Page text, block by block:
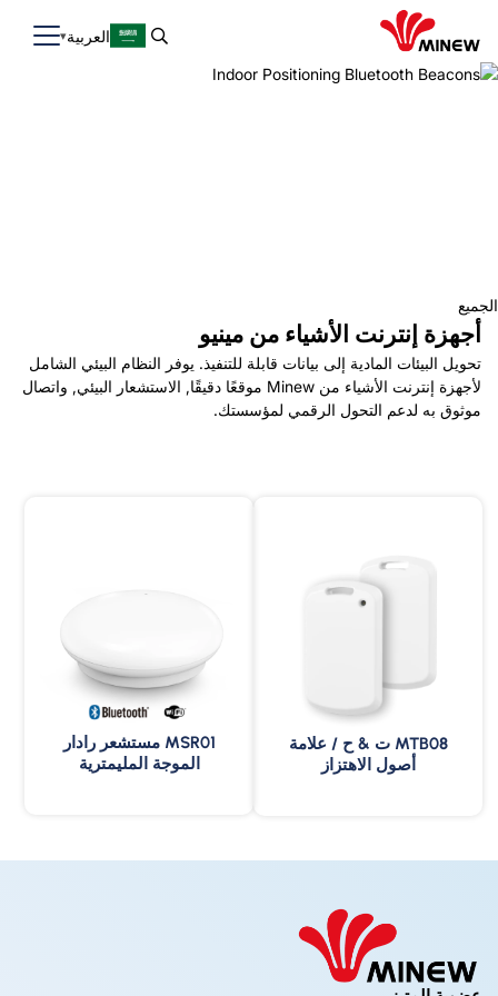
العربية
الجميع
أجهزة إنترنت الأشياء من مينيو
تحويل البيئات المادية إلى بيانات قابلة للتنفيذ. يوفر النظام البيئي الشامل
لأجهزة إنترنت الأشياء من Minew موقعًا دقيقًا, الاستشعار البيئي, واتصال
موثوق به لدعم التحول الرقمي لمؤسستك.
MTB08 ت & ح / علامة
أصول الاهتزاز
MSR01 مستشعر رادار
الموجة المليمترية